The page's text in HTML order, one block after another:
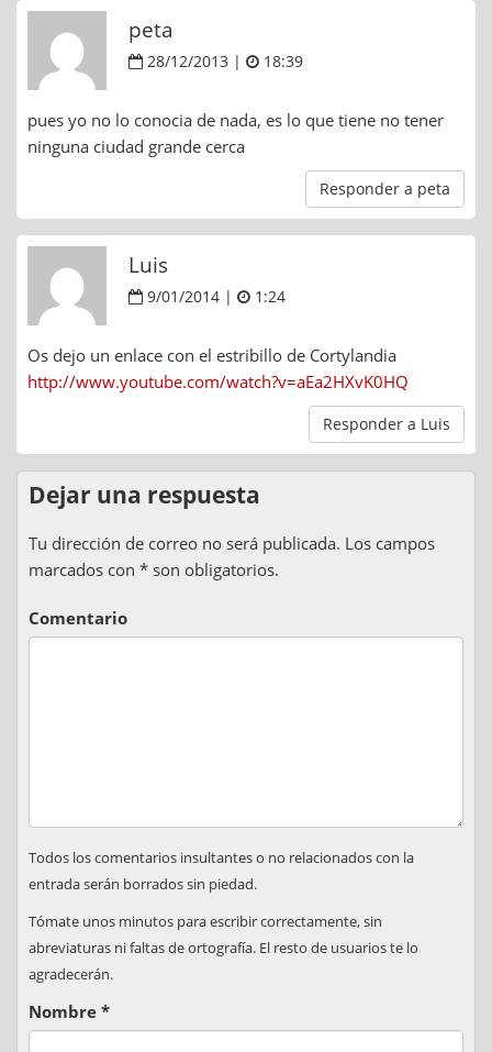
peta
28/12/2013 | 18:39
pues yo no lo conocia de nada, es lo que tiene no tener
ninguna ciudad grande cerca
Responder a peta
Luis
9/01/2014 | 1:24
Os dejo un enlace con el estribillo de Cortylandia
http://www.youtube.com/watch?v=aEa2HXvK0HQ
Responder a Luis
Dejar una respuesta
Tu dirección de correo no será publicada. Los campos
marcados con * son obligatorios.
Comentario
Todos los comentarios insultantes o no relacionados con la
entrada serán borrados sin piedad.
Tómate unos minutos para escribir correctamente, sin
abreviaturas ni faltas de ortografía. El resto de usuarios te lo
agradecerán.
Nombre *